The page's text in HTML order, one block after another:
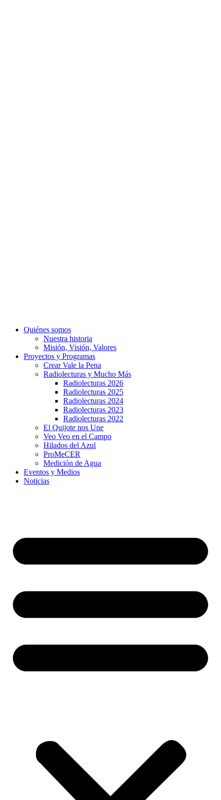
Quiénes somos
Nuestra historia
Misión, Visión, Valores
Proyectos y Programas
Crear Vale la Pena
Radiolecturas y Mucho Más
Radiolecturas 2026
Radiolecturas 2025
Radiolecturas 2024
Radiolecturas 2023
Radiolecturas 2022
El Quijote nos Une
Veo Veo en el Campo
Hilados del Azul
ProMeCER
Medición de Agua
Eventos y Medios
Noticias